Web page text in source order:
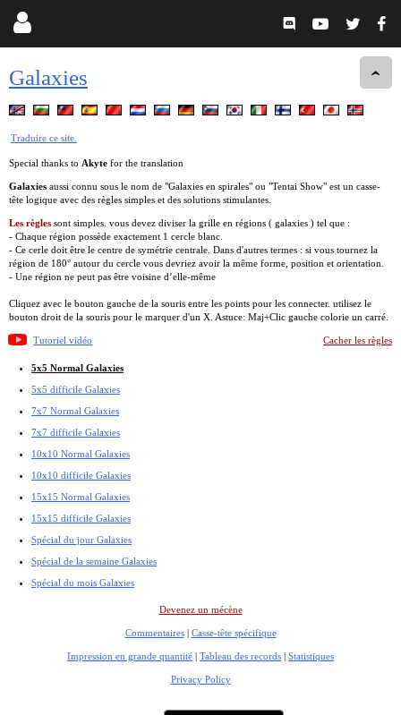
Galaxies
Traduire ce site.
Special thanks to Akyte for the translation
Galaxies aussi connu sous le nom de "Galaxies en spirales" ou "Tentai Show" est un casse-
tête logique avec des règles simples et des solutions stimulantes.
Les règles sont simples. vous devez diviser la grille en régions ( galaxies ) tel que :
- Chaque région possède exactement 1 cercle blanc.
- Ce cerle doit être le centre de symétrie centrale. Dans d'autres termes : si vous tournez la
région de 180° autour du cercle vous devriez avoir la même forme, position et orientation.
- Une région ne peut pas être voisine d’elle-même
Cliquez avec le bouton gauche de la souris entre les points pour les connecter. utilisez le
bouton droit de la souris pour le marquer d'un X. Astuce: Maj+Clic gauche colorie un carré.
Tutoriel vidéo Cacher les règles
5x5 Normal Galaxies
5x5 difficile Galaxies
7x7 Normal Galaxies
7x7 difficile Galaxies
10x10 Normal Galaxies
10x10 difficile Galaxies
15x15 Normal Galaxies
15x15 difficile Galaxies
Spécial du jour Galaxies
Spécial de la semaine Galaxies
Spécial du mois Galaxies
Devenez un mécène
Commentaires| Casse-tête spécifique
Impression en grande quantité | Tableau des records | Statistiques
Privacy Policy